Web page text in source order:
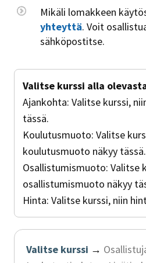
Mikäli lomakkeen
yhteyttä. Voit
sähköpostitse.
Valitse kurssi alla
Ajankohta:Valitse kurssi,
tässä.
Koulutusmuoto:Valitse
koulutusmuoto näkyy tässä.
Osallistumismuoto:Valitse
osallistumismuoto näkyy
Hinta:Valitse kurssi, niin
Valitse kurssi →